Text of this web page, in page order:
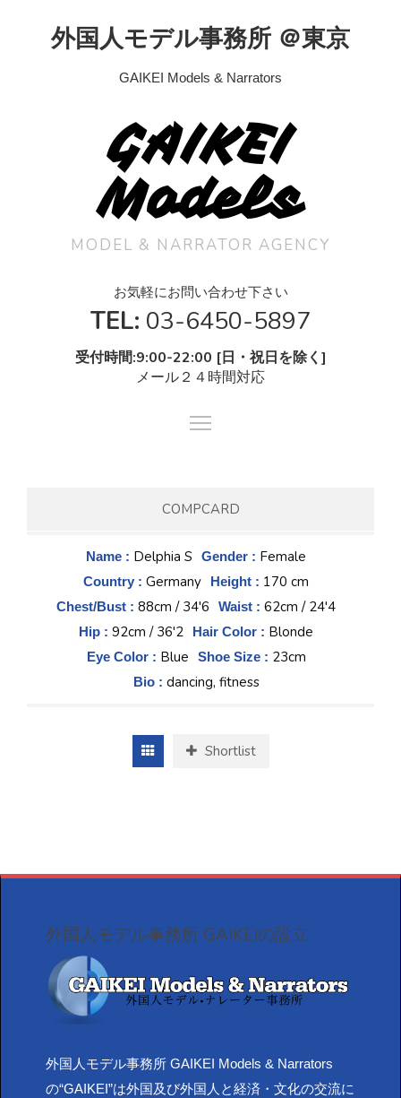
外国人モデル事務所 ＠東京
GAIKEI Models & Narrators
GAIKEI
Models
MODEL & NARRATOR AGENCY
お気軽にお問い合わせ下さい
TEL: 03-6450-5897
受付時間:9:00-22:00 [日・祝日を除く]
メール２４時間対応
COMPCARD
Name : Delphia S Gender : Female
Country : Germany Height : 170 cm
Chest/Bust : 88cm / 34'6 Waist : 62cm / 24'4
Hip : 92cm / 36'2 Hair Color : Blonde
Eye Color : Blue Shoe Size : 23cm
Bio : dancing, fitness
Shortlist
外国人モデル事務所 GAIKEIの設立
外国人モデル事務所 GAIKEI Models & Narrators
の“GAIKEI”は外国及び外国人と経済・文化の交流に